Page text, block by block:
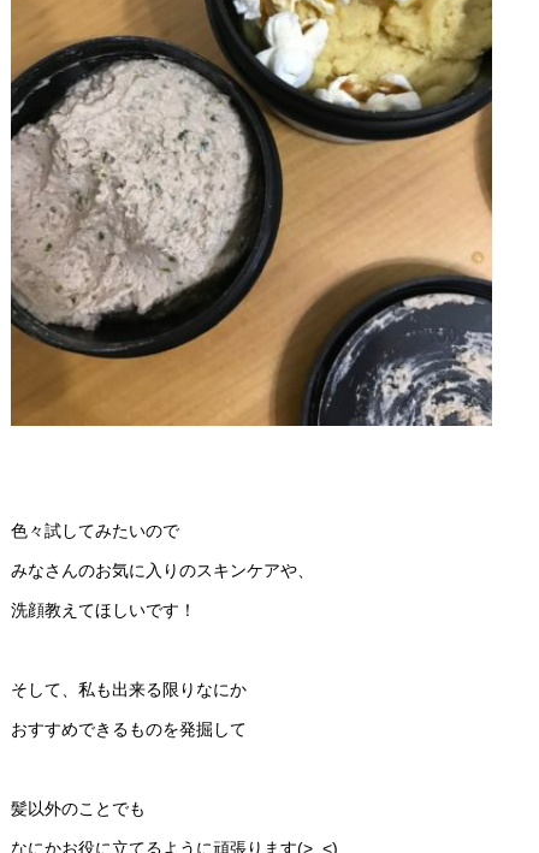
色々試してみたいので
みなさんのお気に入りのスキンケアや、
洗顔教えてほしいです！
そして、私も出来る限りなにか
おすすめできるものを発掘して
髪以外のことでも
なにかお役に立てるように頑張ります(>_<)